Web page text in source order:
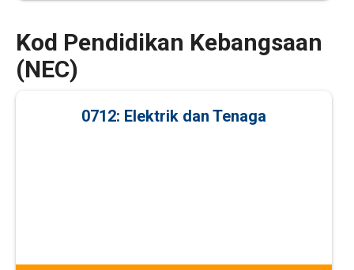
Kod Pendidikan Kebangsaan
(NEC)
0712: Elektrik dan Tenaga